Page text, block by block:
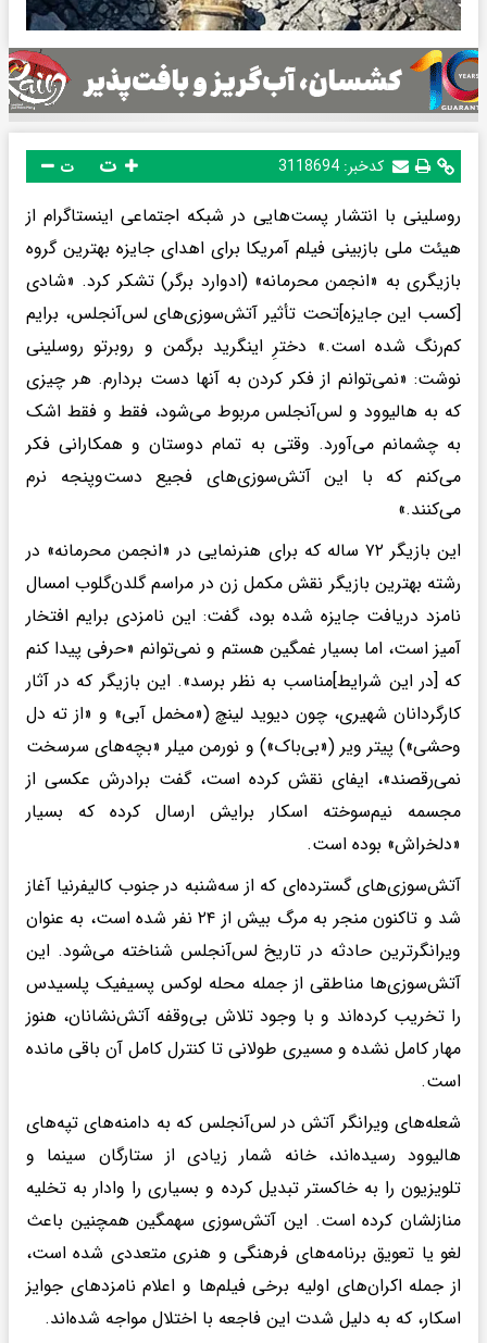
کدخبر: 3118694 ت
روسلینی با انتشار پست‌هایی در شبکه اجتماعی اینستاگرام از
هیئت ملی بازبینی فیلم آمریکا برای اهدای جایزه بهترین گروه
بازیگری به «انجمن محرمانه» (ادوارد برگر) تشکر کرد. «شادی
[کسب این جایزه]تحت تأثیر آتش‌سوزی‌های لس‌آنجلس، برایم
کم‌رنگ شده است.» دخترِ اینگرید برگمن و روبرتو روسلینی
نوشت: «نمی‌توانم از فکر کردن به آنها دست بردارم. هر چیزی
که به هالیوود و لس‌آنجلس مربوط می‌شود، فقط و فقط اشک
به چشمانم می‌آورد. وقتی به تمام دوستان و همکارانی فکر
می‌کنم که با این آتش‌سوزی‌های فجیع دست‌وپنجه نرم
می‌کنند.»
این بازیگر ۷۲ ساله که برای هنرنمایی در «انجمن محرمانه» در
رشته بهترین بازیگر نقش مکمل زن در مراسم گلدن‌گلوب امسال
نامزد دریافت جایزه شده بود، گفت: این نامزدی برایم افتخار
آمیز است، اما بسیار غمگین هستم و نمی‌توانم «حرفی پیدا کنم
که [در این شرایط]مناسب به نظر برسد». این بازیگر که در آثار
کارگردانان شهیری، چون دیوید لینچ («مخمل آبی» و «از ته دل
وحشی») پیتر ویر («بی‌باک») و نورمن میلر «بچه‌های سرسخت
نمی‌رقصند»، ایفای نقش کرده است، گفت برادرش عکسی از
مجسمه نیم‌سوخته اسکار برایش ارسال کرده که بسیار
«دلخراش» بوده است.
آتش‌سوزی‌های گسترده‌ای که از سه‌شنبه در جنوب کالیفرنیا آغاز
شد و تاکنون منجر به مرگ بیش از ۲۴ نفر شده است، به عنوان
ویرانگرترین حادثه در تاریخ لس‌آنجلس شناخته می‌شود. این
آتش‌سوزی‌ها مناطقی از جمله محله لوکس پسیفیک پلسیدس
را تخریب کرده‌اند و با وجود تلاش بی‌وقفه آتش‌نشانان، هنوز
مهار کامل نشده و مسیری طولانی تا کنترل کامل آن باقی مانده
است.
شعله‌های ویرانگر آتش در لس‌آنجلس که به دامنه‌های تپه‌های
هالیوود رسیده‌اند، خانه شمار زیادی از ستارگان سینما و
تلویزیون را به خاکستر تبدیل کرده و بسیاری را وادار به تخلیه
منازلشان کرده است. این آتش‌سوزی سهمگین همچنین باعث
لغو یا تعویق برنامه‌های فرهنگی و هنری متعددی شده است،
از جمله اکران‌های اولیه برخی فیلم‌ها و اعلام نامزد‌های جوایز
اسکار، که به دلیل شدت این فاجعه با اختلال مواجه شده‌اند.